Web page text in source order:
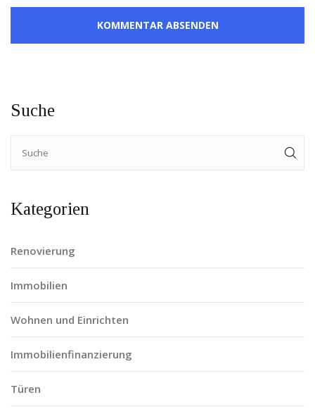
KOMMENTAR ABSENDEN
Suche
Kategorien
Renovierung
Immobilien
Wohnen und Einrichten
Immobilienfinanzierung
Türen